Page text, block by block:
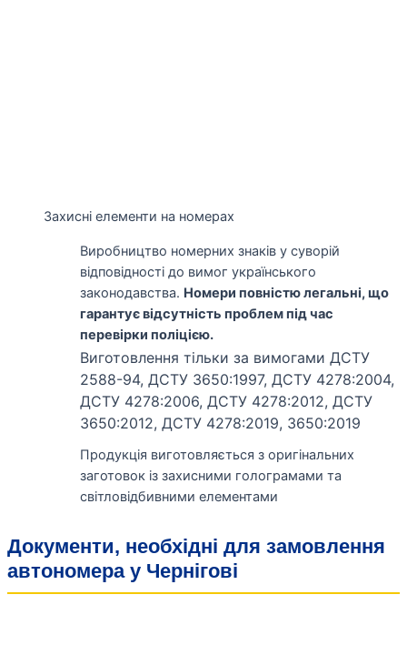
Захисні елементи на номерах
Виробництво номерних знаків у суворій
відповідності до вимог українського
законодавства. Номери повністю легальні, що
гарантує відсутність проблем під час
перевірки поліцією.
Виготовлення тільки за вимогами ДСТУ
2588-94, ДСТУ 3650:1997, ДСТУ 4278:2004,
ДСТУ 4278:2006, ДСТУ 4278:2012, ДСТУ
3650:2012, ДСТУ 4278:2019, 3650:2019
Продукція виготовляється з оригінальних
заготовок із захисними голограмами та
світловідбивними елементами
Документи, необхідні для замовлення
автономера у Чернігові